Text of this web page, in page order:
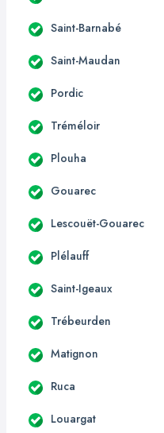
Saint-Barnabé
Saint-Maudan
Pordic
Tréméloir
Plouha
Gouarec
Lescouët-Gouarec
Plélauff
Saint-Igeaux
Trébeurden
Matignon
Ruca
Louargat